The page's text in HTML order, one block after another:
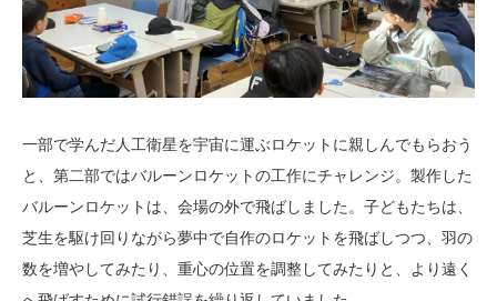
一部で学んだ人工衛星を宇宙に運ぶロケットに親しんでもらおう
と、第二部ではバルーンロケットの工作にチャレンジ。製作した
バルーンロケットは、会場の外で飛ばしました。子どもたちは、
芝生を駆け回りながら夢中で自作のロケットを飛ばしつつ、羽の
数を増やしてみたり、重心の位置を調整してみたりと、より遠く